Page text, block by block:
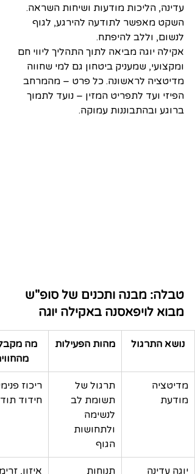
עדינה, הליכות מודעות ושיחות השראה.
השקט מאפשר לתודעה להירגע, לגוף
לנשום, וללב להיפתח.
אקילה יוגה מביאה לתוך התהליך ליווי חם
ומקצועי, שמעניק ביטחון גם למי שחווה
מדיטציה לראשונה. כל פרט – מהמרחב
הפיזי ועד לתפריט המזין – נועד לתמוך
ברוגע ובהתבוננות עמוקה.
טבלה: מבנה ותכנים של סופ"ש
מבוא לויפאסנה באקילה יוגה
נושא התרגול מהות הפעילות
מה
מדיטציה
מודעת
תרגול של
תשומת לב
לנשימה
ולתחושות
הגוף
ריכוז
חידוד
יוגה עדינה
תנוחות
איזון,